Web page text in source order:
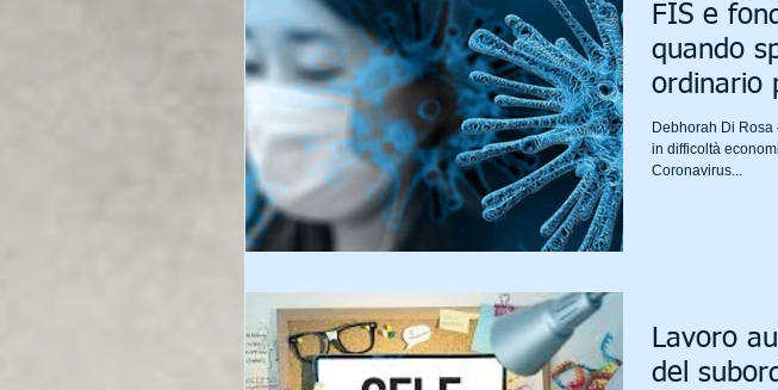
FIS e
quando
ordinario
Debhorah Di Rosa
in difficoltà
Coronavirus...
Lavoro
del